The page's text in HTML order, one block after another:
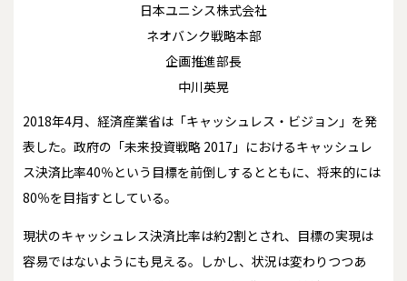
日本ユニシス株式会社
ネオバンク戦略本部
企画推進部長
中川英晃
2018年4月、経済産業省は「キャッシュレス・ビジョン」を発
表した。政府の「未来投資戦略 2017」におけるキャッシュレ
ス決済比率40％という目標を前倒しするとともに、将来的には
80％を目指すとしている。
現状のキャッシュレス決済比率は約2割とされ、目標の実現は
容易ではないようにも見える。しかし、状況は変わりつつあ